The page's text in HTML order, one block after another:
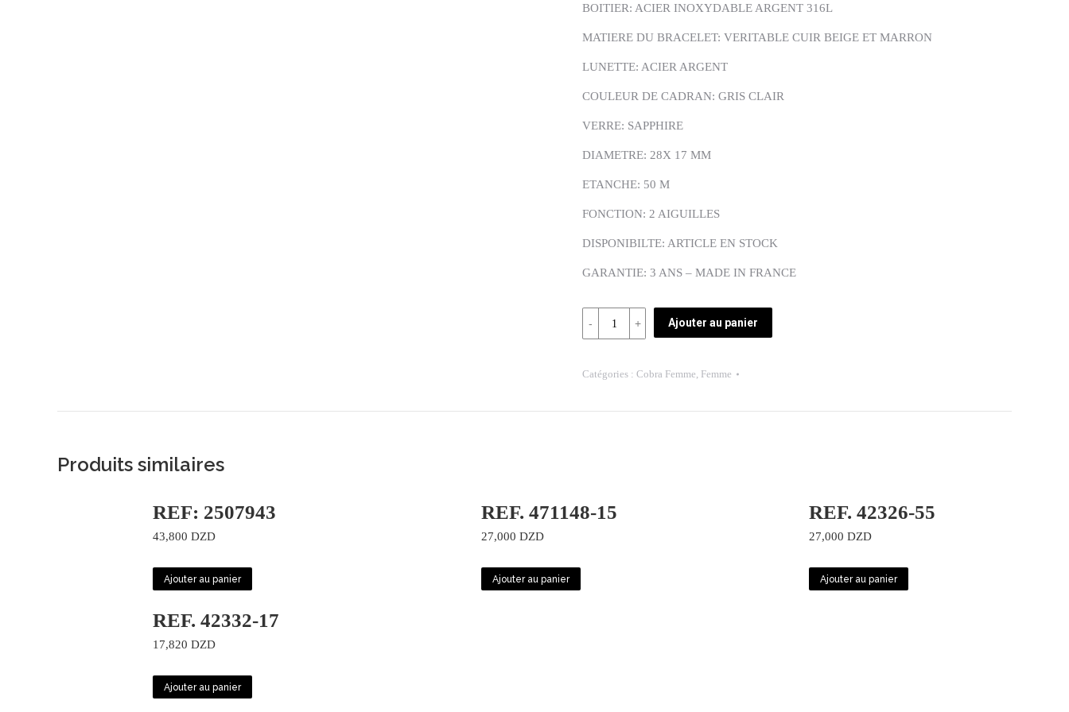
BOITIER: ACIER INOXYDABLE ARGENT 316L
MATIERE DU BRACELET: VERITABLE CUIR BEIGE ET MARRON
LUNETTE: ACIER ARGENT
COULEUR DE CADRAN: GRIS CLAIR
VERRE: SAPPHIRE
DIAMETRE: 28X 17 MM
ETANCHE: 50 M
FONCTION: 2 AIGUILLES
DISPONIBILTE: ARTICLE EN STOCK
GARANTIE: 3 ANS – MADE IN FRANCE
Quantité
REF:
24
Ajouter au panier
Catégories : Cobra Femme, Femme
Produits similaires
REF: 2507943
43,800 DZD
Ajouter au panier
REF. 471148-15
27,000 DZD
Ajouter au panier
REF. 42326-55
27,000 DZD
Ajouter au panier
REF. 42332-17
17,820 DZD
Ajouter au panier